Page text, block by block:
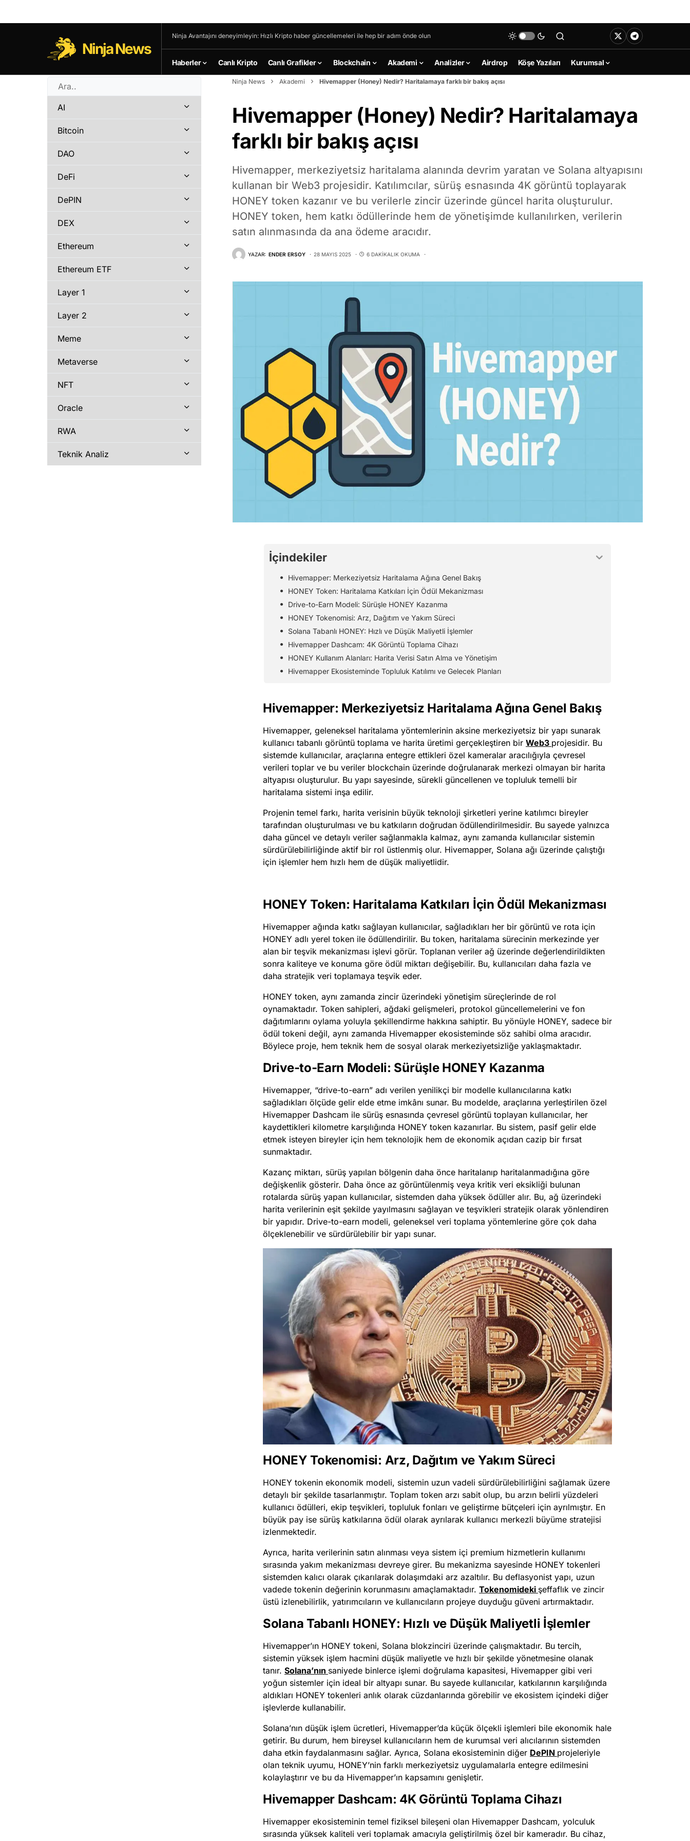
Ninja News
Ninja Avantajını deneyimleyin: Hızlı Kripto haber güncellemeleri ile hep bir adım önde olun
Haberler Canlı Kripto Canlı Grafikler Blockchain Akademi Analizler Airdrop Köşe Yazıları Kurumsal
Ninja News Akademi Hivemapper (Honey) Nedir? Haritalamaya farklı bir bakış açısı
Hivemapper (Honey) Nedir? Haritalamaya
farklı bir bakış açısı
Hivemapper, merkeziyetsiz haritalama alanında devrim yaratan ve Solana altyapısını
kullanan bir Web3 projesidir. Katılımcılar, sürüş esnasında 4K görüntü toplayarak
HONEY token kazanır ve bu verilerle zincir üzerinde güncel harita oluşturulur.
HONEY token, hem katkı ödüllerinde hem de yönetişimde kullanılırken, verilerin
satın alınmasında da ana ödeme aracıdır.
YAZAR: ENDER ERSOY 28 MAYIS 2025 6 DAKIKALIK OKUMA
İçindekiler
Hivemapper: Merkeziyetsiz Haritalama Ağına Genel Bakış
HONEY Token: Haritalama Katkıları İçin Ödül Mekanizması
Drive-to-Earn Modeli: Sürüşle HONEY Kazanma
HONEY Tokenomisi: Arz, Dağıtım ve Yakım Süreci
Solana Tabanlı HONEY: Hızlı ve Düşük Maliyetli İşlemler
Hivemapper Dashcam: 4K Görüntü Toplama Cihazı
HONEY Kullanım Alanları: Harita Verisi Satın Alma ve Yönetişim
Hivemapper Ekosisteminde Topluluk Katılımı ve Gelecek Planları
Hivemapper: Merkeziyetsiz Haritalama Ağına Genel Bakış
Hivemapper, geleneksel haritalama yöntemlerinin aksine merkeziyetsiz bir yapı sunarak
kullanıcı tabanlı görüntü toplama ve harita üretimi gerçekleştiren bir Web3 projesidir. Bu
sistemde kullanıcılar, araçlarına entegre ettikleri özel kameralar aracılığıyla çevresel
verileri toplar ve bu veriler blockchain üzerinde doğrulanarak merkezi olmayan bir harita
altyapısı oluşturulur. Bu yapı sayesinde, sürekli güncellenen ve topluluk temelli bir
haritalama sistemi inşa edilir.
Projenin temel farkı, harita verisinin büyük teknoloji şirketleri yerine katılımcı bireyler
tarafından oluşturulması ve bu katkıların doğrudan ödüllendirilmesidir. Bu sayede yalnızca
daha güncel ve detaylı veriler sağlanmakla kalmaz, aynı zamanda kullanıcılar sistemin
sürdürülebilirliğinde aktif bir rol üstlenmiş olur. Hivemapper, Solana ağı üzerinde çalıştığı
için işlemler hem hızlı hem de düşük maliyetlidir.
HONEY Token: Haritalama Katkıları İçin Ödül Mekanizması
Hivemapper ağında katkı sağlayan kullanıcılar, sağladıkları her bir görüntü ve rota için
HONEY adlı yerel token ile ödüllendirilir. Bu token, haritalama sürecinin merkezinde yer
alan bir teşvik mekanizması işlevi görür. Toplanan veriler ağ üzerinde değerlendirildikten
sonra kaliteye ve konuma göre ödül miktarı değişebilir. Bu, kullanıcıları daha fazla ve
daha stratejik veri toplamaya teşvik eder.
HONEY token, aynı zamanda zincir üzerindeki yönetişim süreçlerinde de rol
oynamaktadır. Token sahipleri, ağdaki gelişmeleri, protokol güncellemelerini ve fon
dağıtımlarını oylama yoluyla şekillendirme hakkına sahiptir. Bu yönüyle HONEY, sadece bir
ödül tokeni değil, aynı zamanda Hivemapper ekosisteminde söz sahibi olma aracıdır.
Böylece proje, hem teknik hem de sosyal olarak merkeziyetsizliğe yaklaşmaktadır.
Drive-to-Earn Modeli: Sürüşle HONEY Kazanma
Hivemapper, “drive-to-earn” adı verilen yenilikçi bir modelle kullanıcılarına katkı
sağladıkları ölçüde gelir elde etme imkânı sunar. Bu modelde, araçlarına yerleştirilen özel
Hivemapper Dashcam ile sürüş esnasında çevresel görüntü toplayan kullanıcılar, her
kaydettikleri kilometre karşılığında HONEY token kazanırlar. Bu sistem, pasif gelir elde
etmek isteyen bireyler için hem teknolojik hem de ekonomik açıdan cazip bir fırsat
sunmaktadır.
Kazanç miktarı, sürüş yapılan bölgenin daha önce haritalanıp haritalanmadığına göre
değişkenlik gösterir. Daha önce az görüntülenmiş veya kritik veri eksikliği bulunan
rotalarda sürüş yapan kullanıcılar, sistemden daha yüksek ödüller alır. Bu, ağ üzerindeki
harita verilerinin eşit şekilde yayılmasını sağlayan ve teşvikleri stratejik olarak yönlendiren
bir yapıdır. Drive-to-earn modeli, geleneksel veri toplama yöntemlerine göre çok daha
ölçeklenebilir ve sürdürülebilir bir yapı sunar.
HONEY Tokenomisi: Arz, Dağıtım ve Yakım Süreci
HONEY tokenin ekonomik modeli, sistemin uzun vadeli sürdürülebilirliğini sağlamak üzere
detaylı bir şekilde tasarlanmıştır. Toplam token arzı sabit olup, bu arzın belirli yüzdeleri
kullanıcı ödülleri, ekip teşvikleri, topluluk fonları ve geliştirme bütçeleri için ayrılmıştır. En
büyük pay ise sürüş katkılarına ödül olarak ayrılarak kullanıcı merkezli büyüme stratejisi
izlenmektedir.
Ayrıca, harita verilerinin satın alınması veya sistem içi premium hizmetlerin kullanımı
sırasında yakım mekanizması devreye girer. Bu mekanizma sayesinde HONEY tokenleri
sistemden kalıcı olarak çıkarılarak dolaşımdaki arz azaltılır. Bu deflasyonist yapı, uzun
vadede tokenin değerinin korunmasını amaçlamaktadır. Tokenomideki şeffaflık ve zincir
üstü izlenebilirlik, yatırımcıların ve kullanıcıların projeye duyduğu güveni artırmaktadır.
Solana Tabanlı HONEY: Hızlı ve Düşük Maliyetli İşlemler
Hivemapper’ın HONEY tokeni, Solana blokzinciri üzerinde çalışmaktadır. Bu tercih,
sistemin yüksek işlem hacmini düşük maliyetle ve hızlı bir şekilde yönetmesine olanak
tanır. Solana’nın saniyede binlerce işlemi doğrulama kapasitesi, Hivemapper gibi veri
yoğun sistemler için ideal bir altyapı sunar. Bu sayede kullanıcılar, katkılarının karşılığında
aldıkları HONEY tokenleri anlık olarak cüzdanlarında görebilir ve ekosistem içindeki diğer
işlevlerde kullanabilir.
Solana’nın düşük işlem ücretleri, Hivemapper’da küçük ölçekli işlemleri bile ekonomik hale
getirir. Bu durum, hem bireysel kullanıcıların hem de kurumsal veri alıcılarının sistemden
daha etkin faydalanmasını sağlar. Ayrıca, Solana ekosisteminin diğer DePIN projeleriyle
olan teknik uyumu, HONEY’nin farklı merkeziyetsiz uygulamalarla entegre edilmesini
kolaylaştırır ve bu da Hivemapper’ın kapsamını genişletir.
Hivemapper Dashcam: 4K Görüntü Toplama Cihazı
Hivemapper ekosisteminin temel fiziksel bileşeni olan Hivemapper Dashcam, yolculuk
sırasında yüksek kaliteli veri toplamak amacıyla geliştirilmiş özel bir kameradır. Bu cihaz,
AI
Bitcoin
DAO
DeFi
DePIN
DEX
Ethereum
Ethereum ETF
Layer 1
Layer 2
Meme
Metaverse
NFT
Oracle
RWA
Teknik Analiz